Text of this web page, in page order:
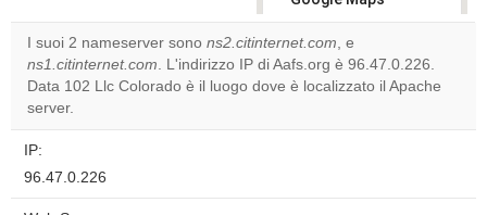
correctly.
Do you
own this
OK
I suoi 2 nameserver sono ns2.citinternet.com, e
ns1.citinternet.com. L'indirizzo IP di Aafs.org è 96.47.0.226.
Data 102 Llc Colorado è il luogo dove è localizzato il Apache
server.
IP:
96.47.0.226